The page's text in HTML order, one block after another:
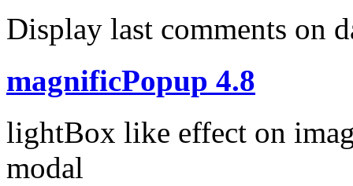
Display last comments on
magnificPopup 4.8
lightBox like effect on
modal